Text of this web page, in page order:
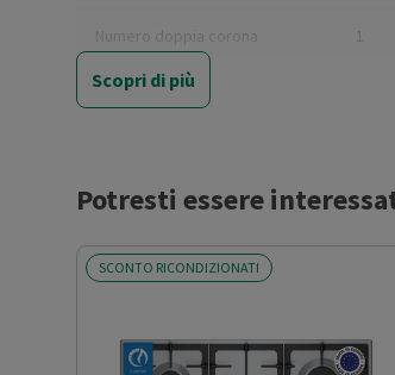
Numero doppia corona 1
Flex zone No
Scopri di più
Potresti essere
SCONTO RICONDIZIONATI